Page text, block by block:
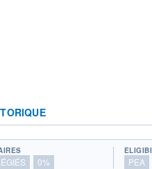
0% PEA